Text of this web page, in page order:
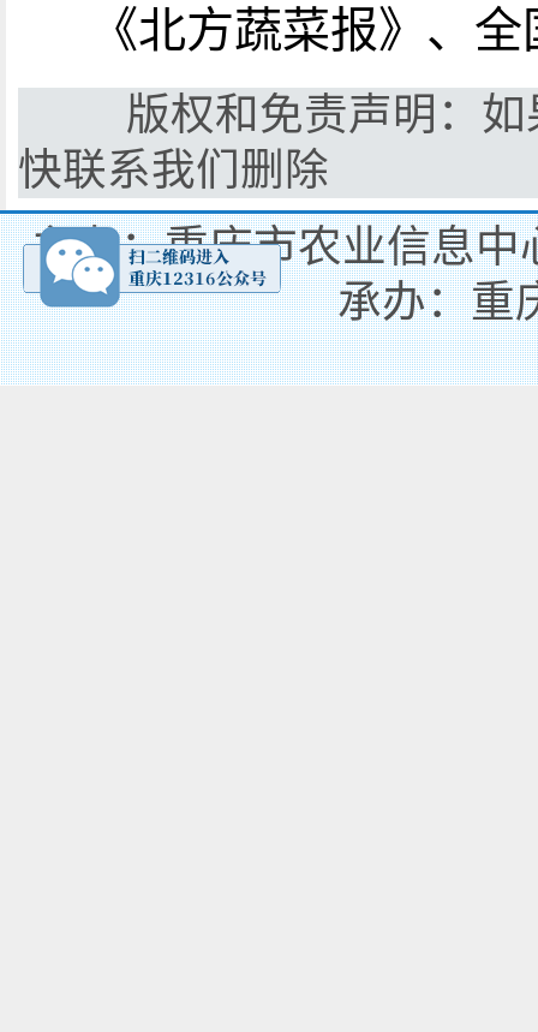
《北方蔬菜报》、
版权和免责声明：如果
快联系我们删除
主办：重庆市农业信息
承办：重